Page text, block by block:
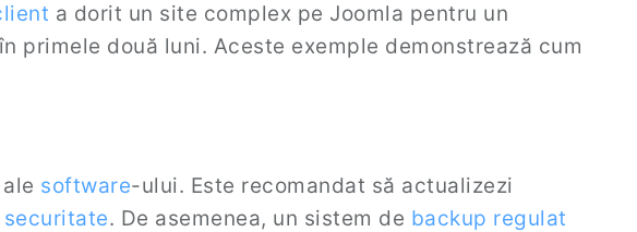
a dorit un site complex pe Joomla pentru un
primele două luni. Aceste exemple demonstrează cum
software-ului. Este recomandat să actualizezi
securitate. De asemenea, un sistem de backup regulat